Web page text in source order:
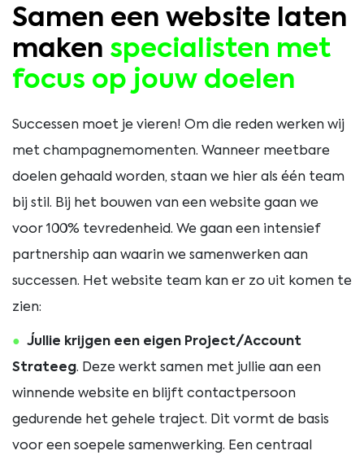
Samen een website laten
maken specialisten met
focus op jouw doelen
Successen moet je vieren! Om die reden werken wij
met champagnemomenten. Wanneer meetbare
doelen gehaald worden, staan we hier als één team
bij stil. Bij het bouwen van een website gaan we
voor 100% tevredenheid. We gaan een intensief
partnership aan waarin we samenwerken aan
successen. Het website team kan er zo uit komen te
zien:
Jullie krijgen een eigen Project/Account
Strateeg. Deze werkt samen met jullie aan een
winnende website en blijft contactpersoon
gedurende het gehele traject. Dit vormt de basis
voor een soepele samenwerking. Een centraal